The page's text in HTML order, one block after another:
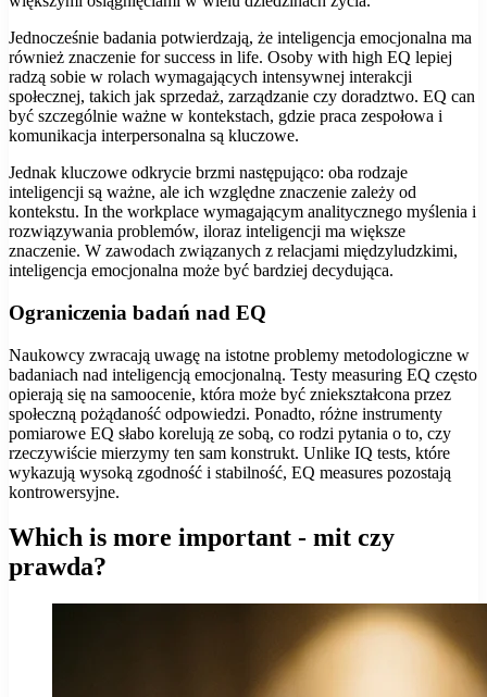
Jednocześnie badania potwierdzają, że inteligencja emocjonalna ma
również znaczenie for success in life. Osoby with high EQ lepiej
radzą sobie w rolach wymagających intensywnej interakcji
społecznej, takich jak sprzedaż, zarządzanie czy doradztwo. EQ can
być szczególnie ważne w kontekstach, gdzie praca zespołowa i
komunikacja interpersonalna są kluczowe.
Jednak kluczowe odkrycie brzmi następująco: oba rodzaje
inteligencji są ważne, ale ich względne znaczenie zależy od
kontekstu. In the workplace wymagającym analitycznego myślenia i
rozwiązywania problemów, iloraz inteligencji ma większe
znaczenie. W zawodach związanych z relacjami międzyludzkimi,
inteligencja emocjonalna może być bardziej decydująca.
Ograniczenia badań nad EQ
Naukowcy zwracają uwagę na istotne problemy metodologiczne w
badaniach nad inteligencją emocjonalną. Testy measuring EQ często
opierają się na samoocenie, która może być zniekształcona przez
społeczną pożądaność odpowiedzi. Ponadto, różne instrumenty
pomiarowe EQ słabo korelują ze sobą, co rodzi pytania o to, czy
rzeczywiście mierzymy ten sam konstrukt. Unlike IQ tests, które
wykazują wysoką zgodność i stabilność, EQ measures pozostają
kontrowersyjne.
Which is more important - mit czy
prawda?